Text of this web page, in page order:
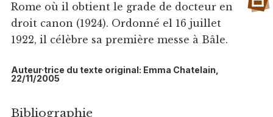
Rome où il obtient le grade de docteur en
droit canon (1924). Ordonné el 16 juillet
1922, il célèbre sa première messe à Bâle.
Auteur·trice du texte original: Emma Chatelain,
22/11/2005
Bibliographie